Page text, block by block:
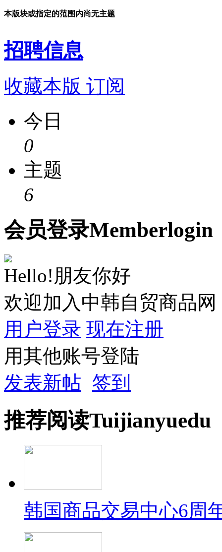
本版块或指定的范围内尚无主题
招聘信息
收藏本版 订阅
今日
0
主题
6
会员登录Memberlogin
Hello!朋友你好
欢迎加入中韩自贸商品网
用户登录 现在注册
用其他账号登陆
发表新帖 签到
推荐阅读Tuijianyuedu
韩国商品交易中心6周